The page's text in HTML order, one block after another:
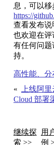
息，可以移
https://
查看发布说
也欢迎在
有任何问
持。
高性能、分
«
上线阿
Cloud 部署
继续探
索 >>
用
例